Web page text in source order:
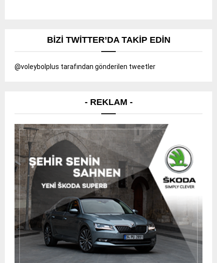
BIZI TWITTER’DA TAKIP EDIN
@voleybolplus tarafından gönderilen tweetler
- REKLAM -